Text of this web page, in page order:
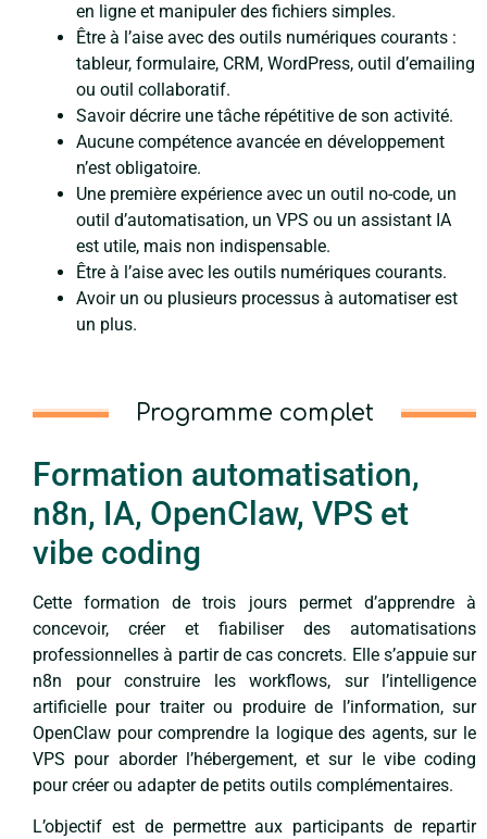
en ligne et manipuler des fichiers simples.
Être à l’aise avec des outils numériques courants :
tableur, formulaire, CRM, WordPress, outil d’emailing
ou outil collaboratif.
Savoir décrire une tâche répétitive de son activité.
Aucune compétence avancée en développement
n’est obligatoire.
Une première expérience avec un outil no-code, un
outil d’automatisation, un VPS ou un assistant IA
est utile, mais non indispensable.
Être à l’aise avec les outils numériques courants.
Avoir un ou plusieurs processus à automatiser est
un plus.
Programme complet
Formation automatisation,
n8n, IA, OpenClaw, VPS et
vibe coding
Cette formation de trois jours permet d’apprendre à
concevoir, créer et fiabiliser des automatisations
professionnelles à partir de cas concrets. Elle s’appuie sur
n8n pour construire les workflows, sur l’intelligence
artificielle pour traiter ou produire de l’information, sur
OpenClaw pour comprendre la logique des agents, sur le
VPS pour aborder l’hébergement, et sur le vibe coding
pour créer ou adapter de petits outils complémentaires.
L’objectif est de permettre aux participants de repartir